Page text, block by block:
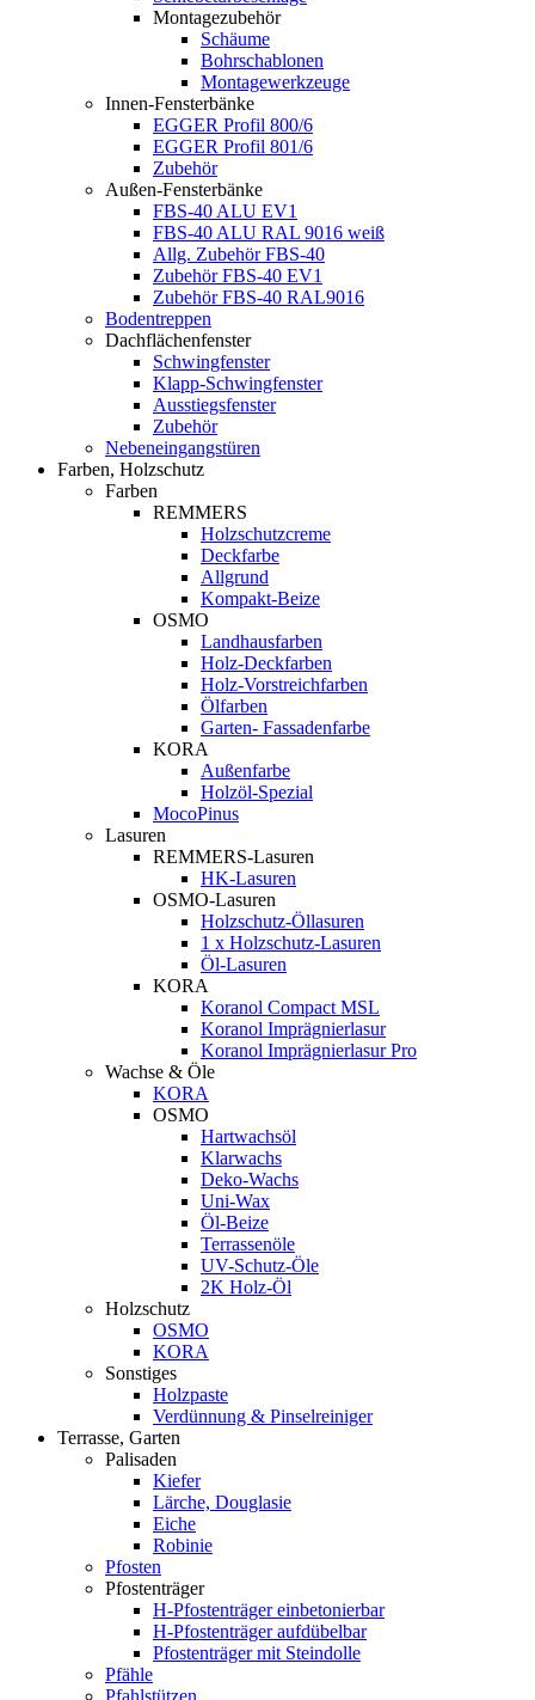
Montagezubehör
Schäume
Bohrschablonen
Montagewerkzeuge
Innen-Fensterbänke
EGGER Profil 800/6
EGGER Profil 801/6
Zubehör
Außen-Fensterbänke
FBS-40 ALU EV1
FBS-40 ALU RAL 9016 weiß
Allg. Zubehör FBS-40
Zubehör FBS-40 EV1
Zubehör FBS-40 RAL9016
Bodentreppen
Dachflächenfenster
Schwingfenster
Klapp-Schwingfenster
Ausstiegsfenster
Zubehör
Nebeneingangstüren
Farben, Holzschutz
Farben
REMMERS
Holzschutzcreme
Deckfarbe
Allgrund
Kompakt-Beize
OSMO
Landhausfarben
Holz-Deckfarben
Holz-Vorstreichfarben
Ölfarben
Garten- Fassadenfarbe
KORA
Außenfarbe
Holzöl-Spezial
MocoPinus
Lasuren
REMMERS-Lasuren
HK-Lasuren
OSMO-Lasuren
Holzschutz-Öllasuren
1 x Holzschutz-Lasuren
Öl-Lasuren
KORA
Koranol Compact MSL
Koranol Imprägnierlasur
Koranol Imprägnierlasur Pro
Wachse & Öle
KORA
OSMO
Hartwachsöl
Klarwachs
Deko-Wachs
Uni-Wax
Öl-Beize
Terrassenöle
UV-Schutz-Öle
2K Holz-Öl
Holzschutz
OSMO
KORA
Sonstiges
Holzpaste
Verdünnung & Pinselreiniger
Terrasse, Garten
Palisaden
Kiefer
Lärche, Douglasie
Eiche
Robinie
Pfosten
Pfostenträger
H-Pfostenträger einbetonierbar
H-Pfostenträger aufdübelbar
Pfostenträger mit Steindolle
Pfähle
Pfahlstützen